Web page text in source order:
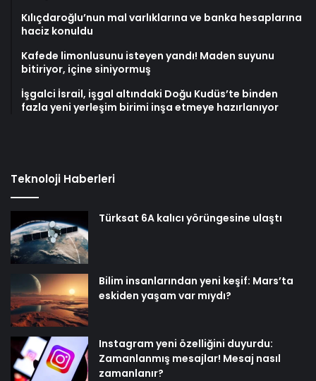
Kılıçdaroğlu’nun mal varlıklarına ve banka hesaplarına
haciz konuldu
Kafede limonlusunu isteyen yandı! Maden suyunu
bitiriyor, içine siniyormuş
İşgalci İsrail, işgal altındaki Doğu Kudüs’te binden
fazla yeni yerleşim birimi inşa etmeye hazırlanıyor
Teknoloji Haberleri
Türksat 6A kalıcı yörüngesine ulaştı
Bilim insanlarından yeni keşif: Mars’ta
eskiden yaşam var mıydı?
Instagram yeni özelliğini duyurdu:
Zamanlanmış mesajlar! Mesaj nasıl
zamanlanır?